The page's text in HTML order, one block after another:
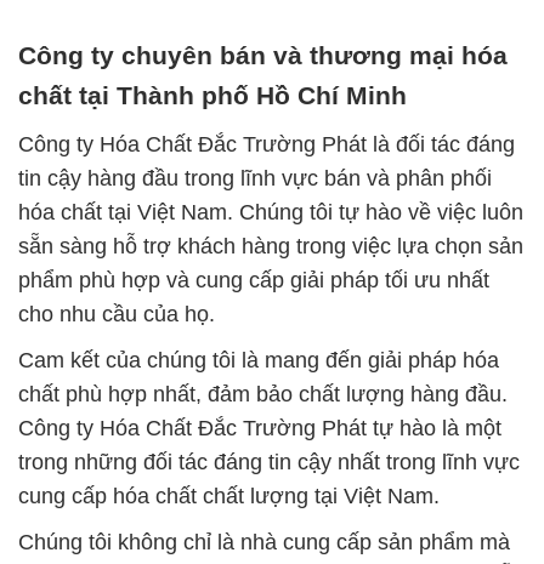
Công ty chuyên bán và thương mại hóa
chất tại Thành phố Hồ Chí Minh
Công ty Hóa Chất Đắc Trường Phát là đối tác đáng
tin cậy hàng đầu trong lĩnh vực bán và phân phối
hóa chất tại Việt Nam. Chúng tôi tự hào về việc luôn
sẵn sàng hỗ trợ khách hàng trong việc lựa chọn sản
phẩm phù hợp và cung cấp giải pháp tối ưu nhất
cho nhu cầu của họ.
Cam kết của chúng tôi là mang đến giải pháp hóa
chất phù hợp nhất, đảm bảo chất lượng hàng đầu.
Công ty Hóa Chất Đắc Trường Phát tự hào là một
trong những đối tác đáng tin cậy nhất trong lĩnh vực
cung cấp hóa chất chất lượng tại Việt Nam.
Chúng tôi không chỉ là nhà cung cấp sản phẩm mà